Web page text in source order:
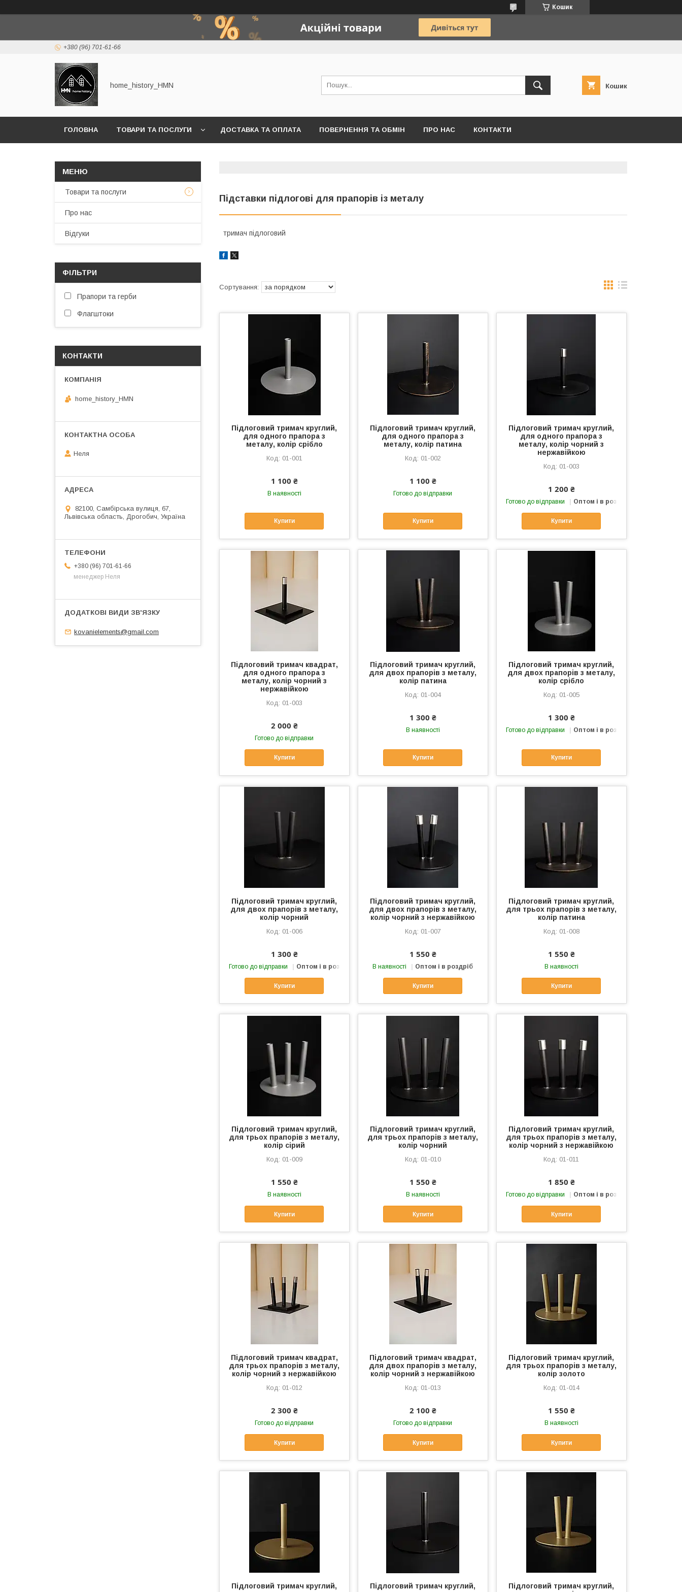
Кошик
+380 (96) 701-61-66
home_history_HMN Кошик
ГОЛОВНА ТОВАРИ ТА ПОСЛУГИ ДОСТАВКА ТА ОПЛАТА ПОВЕРНЕННЯ ТА ОБМІН ПРО НАС КОНТАКТИ
Підставки підлогові для прапорів із металу
тримач підлоговий
Підлоговий тримач круглий,
для одного прапора з
металу, колір срібло
01-001
1 100 ₴
В наявності
Купити
Підлоговий тримач круглий,
для одного прапора з
металу, колір патина
01-002
1 100 ₴
Готово до відправки
Купити
Підлоговий тримач круглий,
для одного прапора з
металу, колір чорний з
нержавійкою
01-003
1 200 ₴
Готово до відправки Оптом і в роздріб
Купити
Підлоговий тримач квадрат,
для одного прапора з
металу, колір чорний з
нержавійкою
01-003
2 000 ₴
Готово до відправки
Купити
Підлоговий тримач круглий,
для двох прапорів з металу,
колір патина
01-004
1 300 ₴
В наявності
Купити
Підлоговий тримач круглий,
для двох прапорів з металу,
колір срібло
01-005
1 300 ₴
Готово до відправки Оптом і в роздріб
Купити
Підлоговий тримач круглий,
для двох прапорів з металу,
колір чорний
01-006
1 300 ₴
Готово до відправки Оптом і в роздріб
Купити
Підлоговий тримач круглий,
для двох прапорів з металу,
колір чорний з нержавійкою
01-007
1 550 ₴
В наявності Оптом і в роздріб
Купити
Підлоговий тримач круглий,
для трьох прапорів з металу,
колір патина
01-008
1 550 ₴
В наявності
Купити
Підлоговий тримач круглий,
для трьох прапорів з металу,
колір сірий
01-009
1 550 ₴
В наявності
Купити
Підлоговий тримач круглий,
для трьох прапорів з металу,
колір чорний
01-010
1 550 ₴
В наявності
Купити
Підлоговий тримач круглий,
для трьох прапорів з металу,
колір чорний з нержавійкою
01-011
1 850 ₴
Готово до відправки Оптом і в роздріб
Купити
Підлоговий тримач квадрат,
для трьох прапорів з металу,
колір чорний з нержавійкою
01-012
2 300 ₴
Готово до відправки
Купити
Підлоговий тримач квадрат,
для двох прапорів з металу,
колір чорний з нержавійкою
01-013
2 100 ₴
Готово до відправки
Купити
Підлоговий тримач круглий,
для трьох прапорів з металу,
колір золото
01-014
1 550 ₴
В наявності
Купити
Підлоговий тримач круглий,
Підлоговий тримач круглий,
Підлоговий тримач круглий,
Товари та послуги
Про нас
Відгуки
ФІЛЬТРИ
Прапори та герби
Флагштоки
КОНТАКТИ
home_history_HMN
Неля
82100, Самбірська вулиця, 67,
Львівська область, Дрогобич, Україна
+380 (96) 701-61-66
менеджер Неля
kovanielements@gmail.com